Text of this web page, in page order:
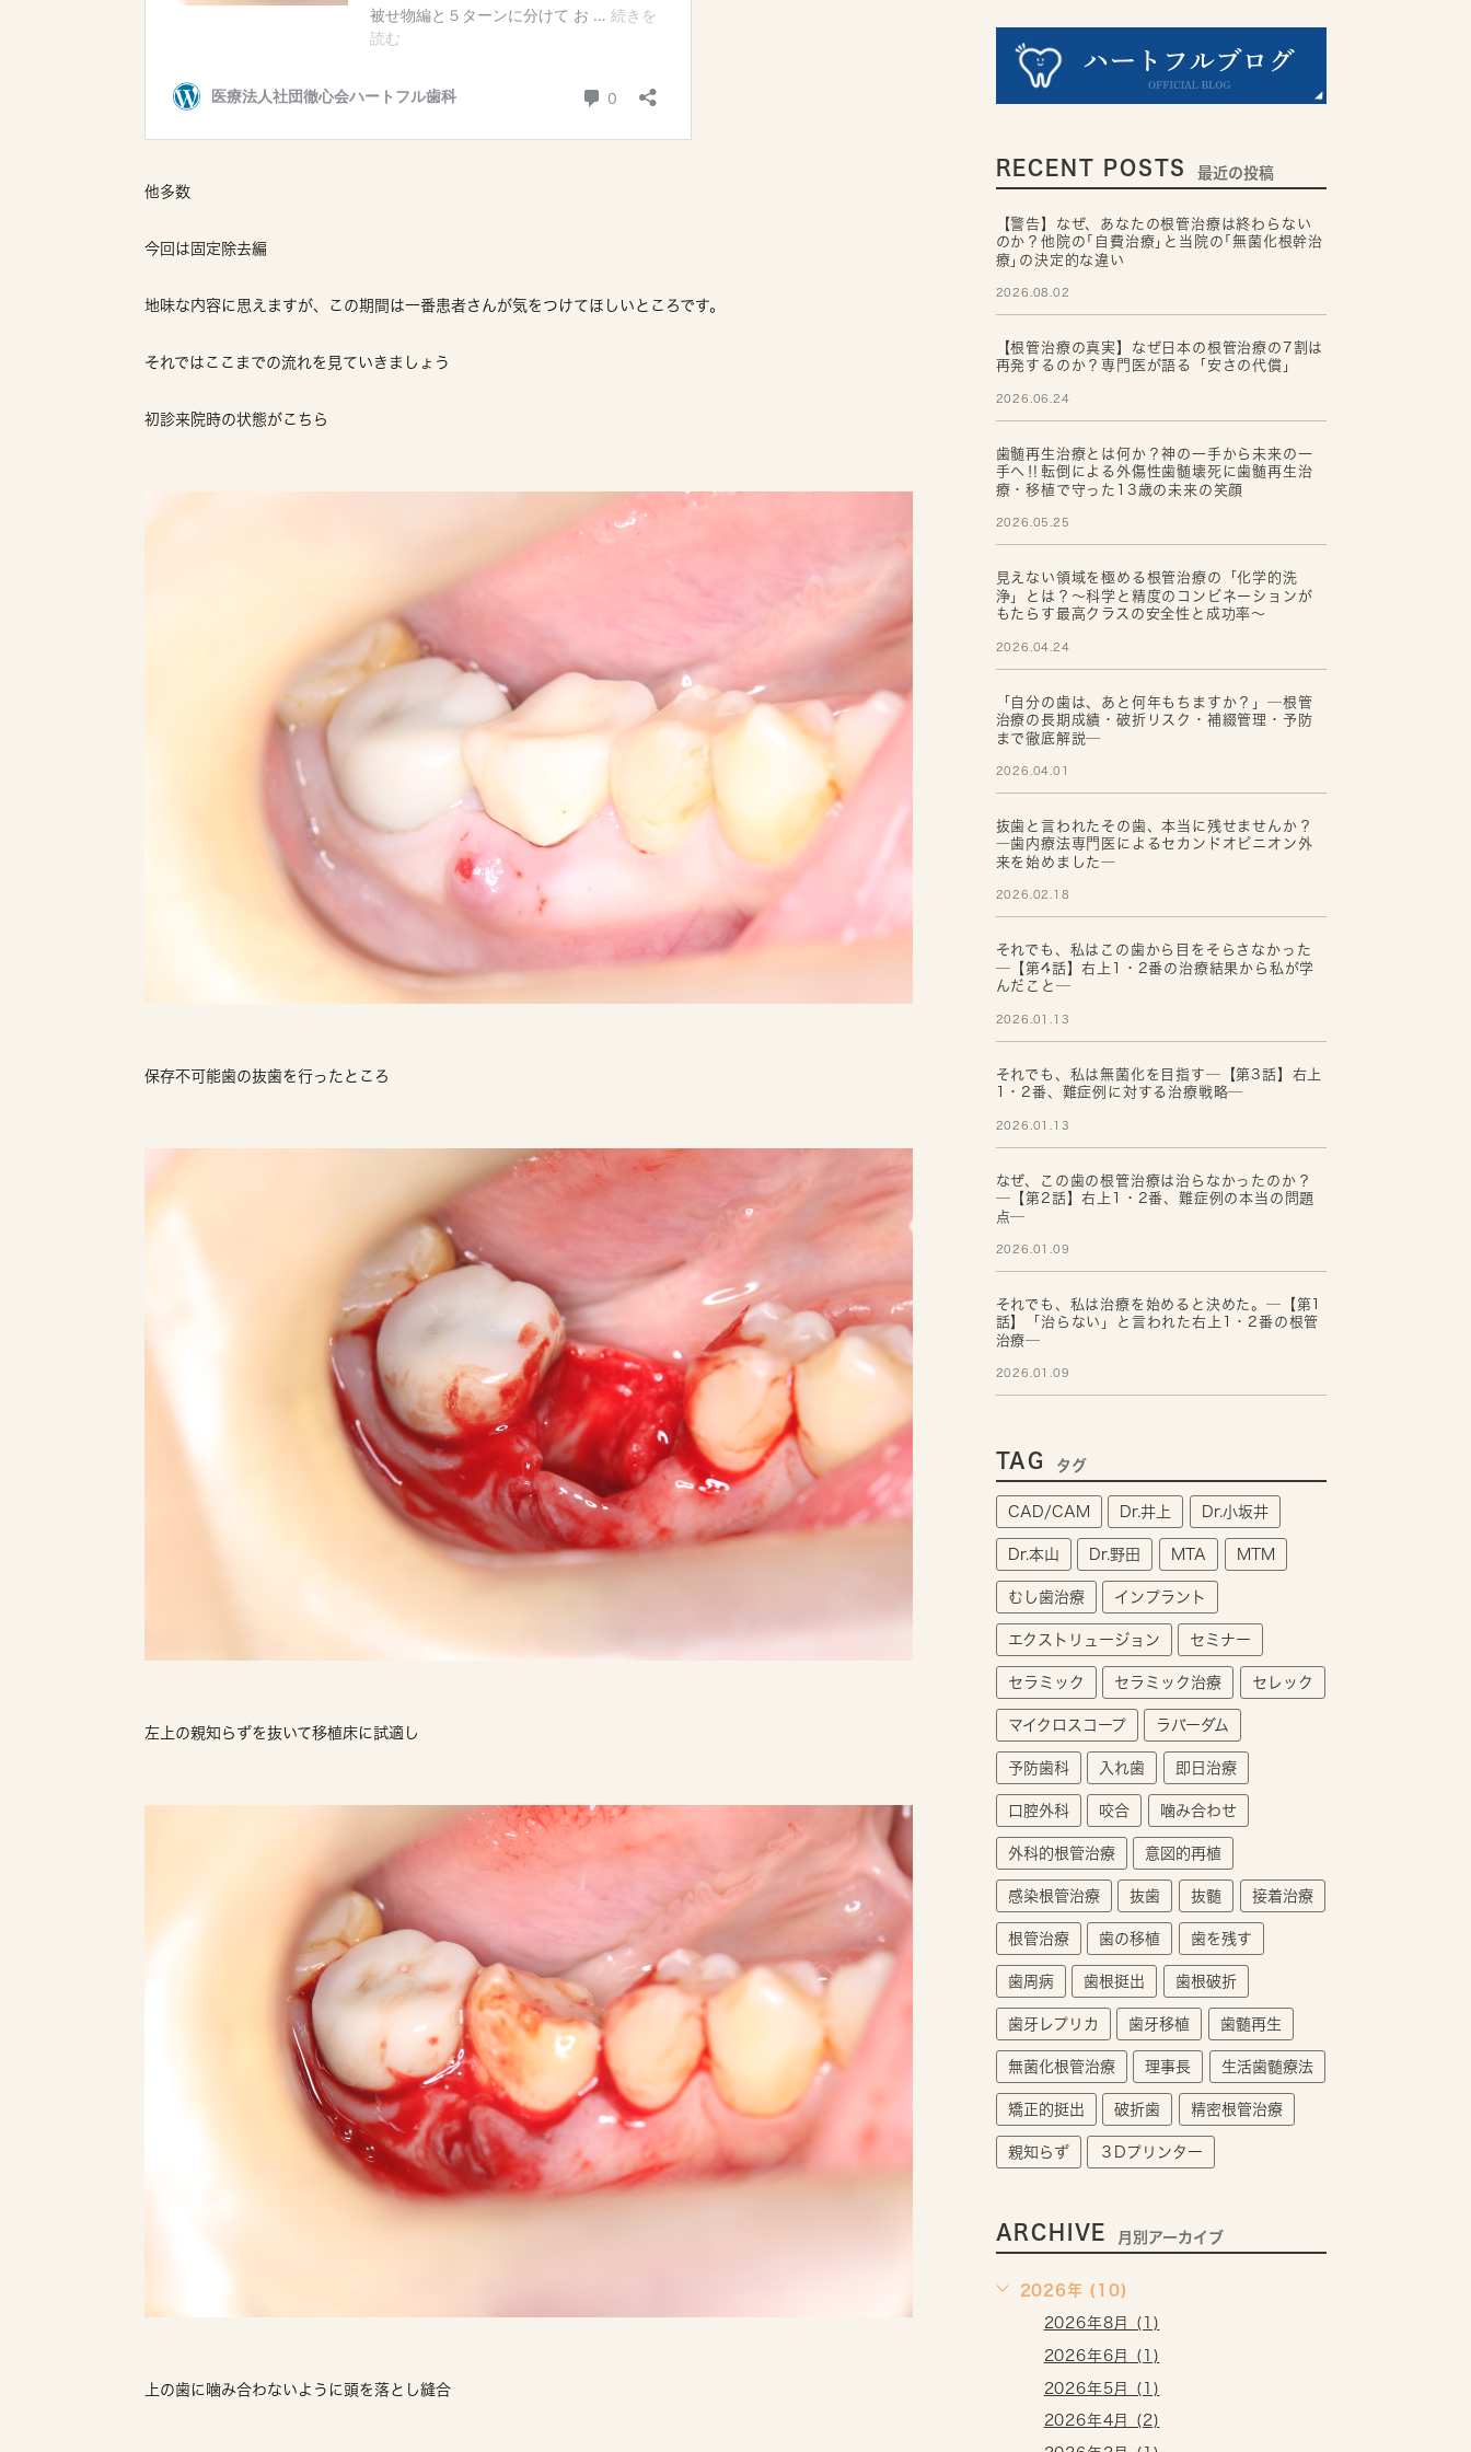
他多数
今回は固定除去編
地味な内容に思えますが、この期間は一番患者さんが気をつけてほしいところです。
それではここまでの流れを見ていきましょう
初診来院時の状態がこちら
保存不可能歯の抜歯を行ったところ
左上の親知らずを抜いて移植床に試適し
上の歯に噛み合わないように頭を落とし縫合
RECENT POSTS 最近の投稿
【警告】なぜ、あなたの根管治療は終わらない
のか？他院の｢自費治療｣と当院の｢無菌化根幹治
療｣の決定的な違い
2026.08.02
【根管治療の真実】なぜ日本の根管治療の7割は
再発するのか？専門医が語る「安さの代償」
2026.06.24
歯髄再生治療とは何か？神の一手から未来の一
手へ‼転倒による外傷性歯髄壊死に歯髄再生治
療・移植で守った13歳の未来の笑顔
2026.05.25
見えない領域を極める根管治療の「化学的洗
浄」とは？～科学と精度のコンビネーションが
もたらす最高クラスの安全性と成功率～
2026.04.24
「自分の歯は、あと何年もちますか？」─根管
治療の長期成績・破折リスク・補綴管理・予防
まで徹底解説─
2026.04.01
抜歯と言われたその歯、本当に残せませんか？
―歯内療法専門医によるセカンドオピニオン外
来を始めました―
2026.02.18
それでも、私はこの歯から目をそらさなかった
─【第4話】右上1・2番の治療結果から私が学
んだこと─
2026.01.13
それでも、私は無菌化を目指す─【第3話】右上
1・2番、難症例に対する治療戦略─
2026.01.13
なぜ、この歯の根管治療は治らなかったのか？
─【第2話】右上1・2番、難症例の本当の問題
点─
2026.01.09
それでも、私は治療を始めると決めた。─【第1
話】「治らない」と言われた右上1・2番の根管
治療─
2026.01.09
TAG タグ
CAD/CAM Dr.井上 Dr.小坂井
Dr.本山 Dr.野田 MTA MTM
むし歯治療 インプラント
エクストリュージョン セミナー
セラミック セラミック治療 セレック
マイクロスコープ ラバーダム
予防歯科 入れ歯 即日治療
口腔外科 咬合 噛み合わせ
外科的根管治療 意図的再植
感染根管治療 抜歯 抜髄 接着治療
根管治療 歯の移植 歯を残す
歯周病 歯根挺出 歯根破折
歯牙レプリカ 歯牙移植 歯髄再生
無菌化根管治療 理事長 生活歯髄療法
矯正的挺出 破折歯 精密根管治療
親知らず ３Dプリンター
ARCHIVE 月別アーカイブ
2026年 (10)
2026年8月 (1)
2026年6月 (1)
2026年5月 (1)
2026年4月 (2)